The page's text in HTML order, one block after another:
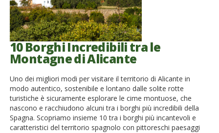
10 Borghi Incredibili tra le
Montagne di Alicante
Uno dei migliori modi per visitare il territorio di Alicante in
modo autentico, sostenibile e lontano dalle solite rotte
turistiche è sicuramente esplorare le cime montuose, che
nascono e racchiudono alcuni tra i borghi più incredibili della
Spagna. Scopriamo insieme 10 tra i borghi più incantevoli e
caratteristici del territorio spagnolo con pittoreschi paesaggi